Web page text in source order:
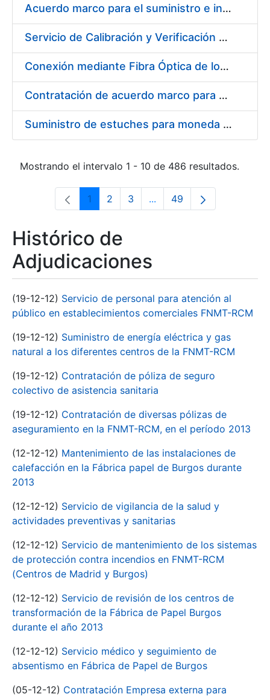
Acuerdo marco para el suministro e instalación de persianas, estores y otros complementos
Servicio de Calibración y Verificación Externa de los Equipos de Medición del Servicio de Prevención de la FNMT-RCM
Conexión mediante Fibra Óptica de los Centros de Proceso de Datos (CPDs) de las sedes de la FNMT-RCM de Burgos y Madrid
Contratación de acuerdo marco para el Suministro de Material de Electricidad para la Fábrica Nacional de Moneda y Timbre-Real Casa de la Moneda en su centro de trabajo de Burgos
Suministro de estuches para moneda de 30 €
Mostrando el intervalo 1 - 10 de 486 resultados.
Página
1 Página
2 Página
3 ...Páginas intermedias Use
Página
49
Histórico de
Adjudicaciones
(19-12-12) Servicio de personal para atención al
público en establecimientos comerciales FNMT-RCM
(19-12-12) Suministro de energía eléctrica y gas
natural a los diferentes centros de la FNMT-RCM
(19-12-12) Contratación de póliza de seguro
colectivo de asistencia sanitaria
(19-12-12) Contratación de diversas pólizas de
aseguramiento en la FNMT-RCM, en el período 2013
(12-12-12) Mantenimiento de las instalaciones de
calefacción en la Fábrica papel de Burgos durante
2013
(12-12-12) Servicio de vigilancia de la salud y
actividades preventivas y sanitarias
(12-12-12) Servicio de mantenimiento de los sistemas
de protección contra incendios en FNMT-RCM
(Centros de Madrid y Burgos)
(12-12-12) Servicio de revisión de los centros de
transformación de la Fábrica de Papel Burgos
durante el año 2013
(12-12-12) Servicio médico y seguimiento de
absentismo en Fábrica de Papel de Burgos
(05-12-12) Contratación Empresa externa para